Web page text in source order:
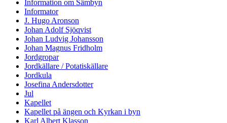
Information om Sämbyn
Informator
J. Hugo Aronson
Johan Adolf Sjöqvist
Johan Ludvig Johansson
Johan Magnus Fridholm
Jordgropar
Jordkällare / Potatiskällare
Jordkula
Josefina Andersdotter
Jul
Kapellet
Kapellet på ängen och Kyrkan i byn
Karl Albert Klasson